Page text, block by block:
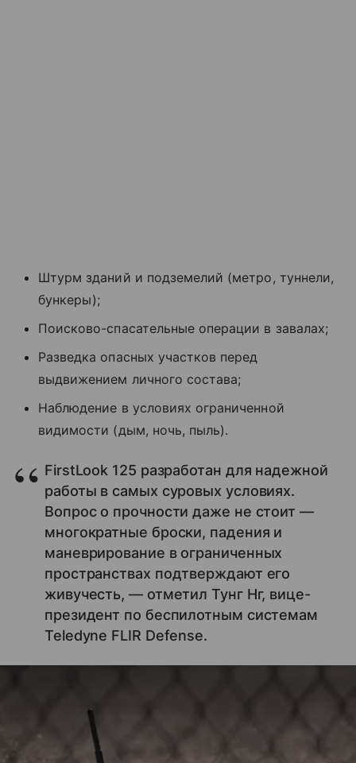
Штурм зданий и подземелий (метро, туннели,
бункеры);
Поисково-спасательные операции в завалах;
Разведка опасных участков перед
выдвижением личного состава;
Наблюдение в условиях ограниченной
видимости (дым, ночь, пыль).
FirstLook 125 разработан для надежной
работы в самых суровых условиях.
Вопрос о прочности даже не стоит —
многократные броски, падения и
маневрирование в ограниченных
пространствах подтверждают его
живучесть, — отметил Тунг Нг, вице-
президент по беспилотным системам
Teledyne FLIR Defense.